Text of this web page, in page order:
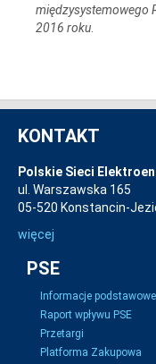
międzysystemowego
2016 roku
KONTAKT
Polskie Sieci
ul. Warszawska 165
05-520 Konstancin-
więcej
PSE
Informacje podstawowe
Raport wpływu PSE
Przetargi
Platforma Zakupowa